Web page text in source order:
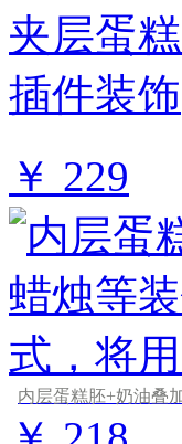
￥ 229